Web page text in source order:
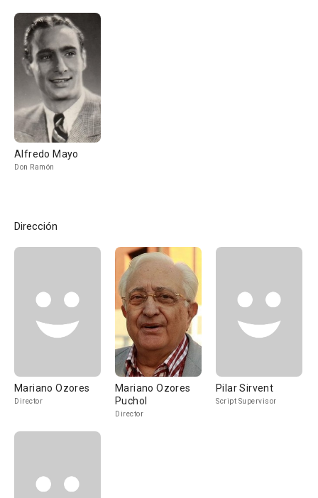
Alfredo Mayo
Don Ramón
Dirección
Mariano Ozores
Director
Mariano Ozores
Puchol
Director
Pilar Sirvent
Script Supervisor